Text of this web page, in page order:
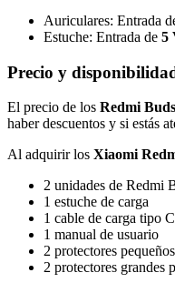
Auriculares: Entrada
Estuche: Entrada de 5
Precio y
El precio de los Redmi
haber descuentos y si estás
Al adquirir los Xiaomi
2 unidades de Redmi
1 estuche de carga
1 cable de carga tipo C
1 manual de usuario
2 protectores
2 protectores grandes